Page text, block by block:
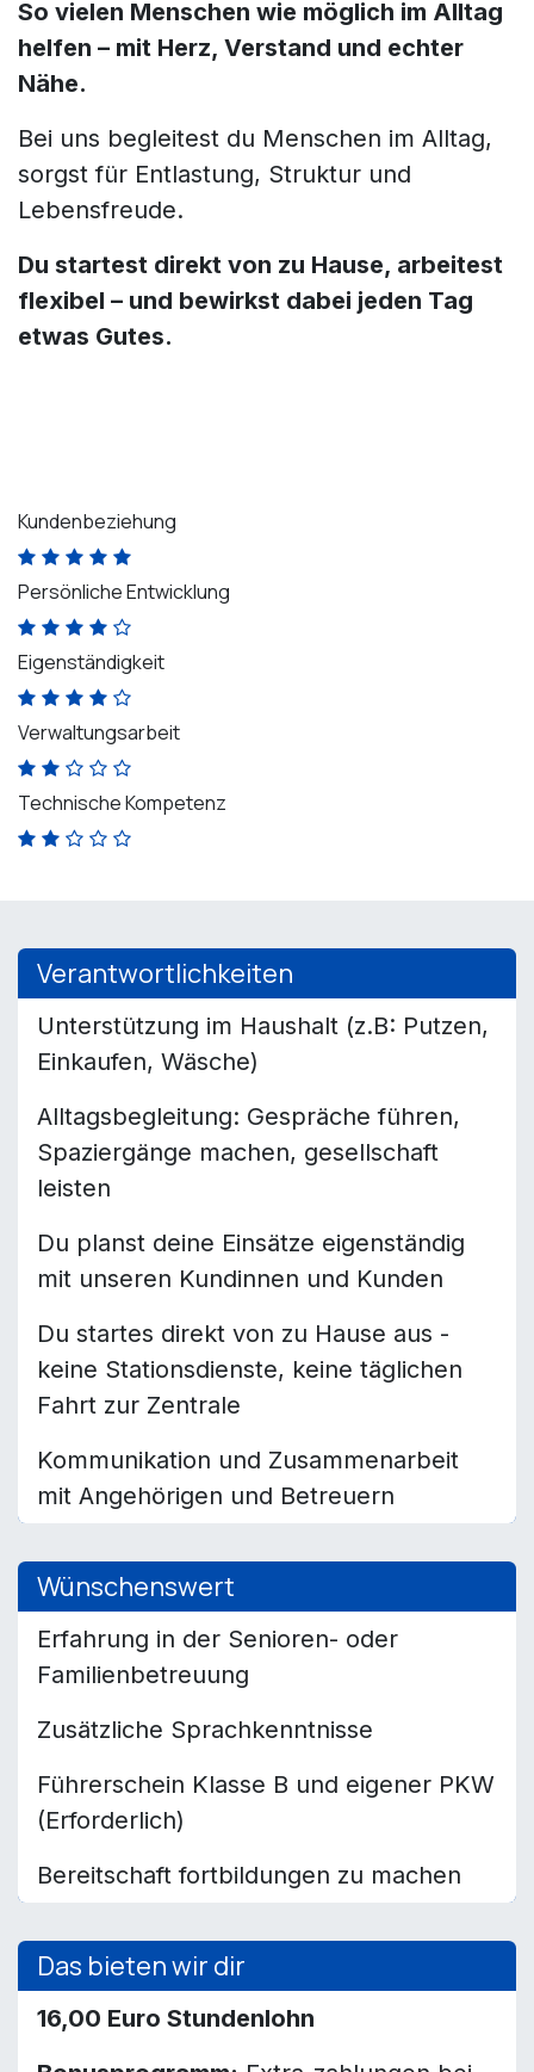
So vielen Menschen wie möglich im Alltag
helfen – mit Herz, Verstand und echter
Nähe.
Bei uns begleitest du Menschen im Alltag,
sorgst für Entlastung, Struktur und
Lebensfreude.
Du startest direkt von zu Hause, arbeitest
flexibel – und bewirkst dabei jeden Tag
etwas Gutes.
Kundenbeziehung
Persönliche Entwicklung
Eigenständigkeit
Verwaltungsarbeit
Technische Kompetenz
Verantwortlichkeiten
Unterstützung im Haushalt (z.B: Putzen,
Einkaufen, Wäsche)
Alltagsbegleitung: Gespräche führen,
Spaziergänge machen, gesellschaft
leisten
Du planst deine Einsätze eigenständig
mit unseren Kundinnen und Kunden
Du startes direkt von zu Hause aus -
keine Stationsdienste, keine täglichen
Fahrt zur Zentrale
Kommunikation und Zusammenarbeit
mit Angehörigen und Betreuern
Wünschenswert
Erfahrung in der Senioren- oder
Familienbetreuung
Zusätzliche Sprachkenntnisse
Führerschein Klasse B und eigener PKW
(Erforderlich)
Bereitschaft fortbildungen zu machen
Das bieten wir dir
16,00 Euro Stundenlohn